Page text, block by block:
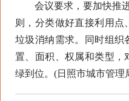
会议要求，要加快推进
则，分类做好直接利用
垃圾消纳需求。同时组织
置、面积、权属和类型，
绿到位。(日照市城市管理